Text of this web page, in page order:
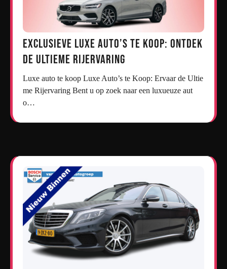
Exclusieve Luxe Auto’s te Koop: Ontdek
de Ultieme Rijervaring
Luxe auto te koop Luxe Auto’s te Koop: Ervaar de Ultie
me Rijervaring Bent u op zoek naar een luxueuze aut
o…